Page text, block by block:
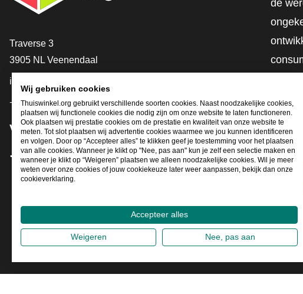
Contact
Traverse 3
3905 NL Veenendaal
info@thuiswinkel.org
+31 (0)318 64 85 75
Volg je ons al?
Facebook
X LinkedIn
Instagram
YouTube
de
naar
Lid
Wij gebruiken cookies
Thuiswinkel.org gebruikt verschillende soorten cookies. Naast noodzakelijke cookies,
plaatsen wij functionele cookies die nodig zijn om onze website te laten functioneren.
Ook plaatsen wij prestatie cookies om de prestatie en kwaliteit van onze website te
meten. Tot slot plaatsen wij advertentie cookies waarmee we jou kunnen identificeren
en volgen. Door op “Accepteer alles” te klikken geef je toestemming voor het plaatsen
van alle cookies. Wanneer je klikt op "Nee, pas aan" kun je zelf een selectie maken en
wanneer je klikt op “Weigeren” plaatsen we alleen noodzakelijke cookies. Wil je meer
weten over onze cookies of jouw cookiekeuze later weer aanpassen, bekijk dan onze
cookieverklaring.
Accepteer alles
Weigeren Nee, pas aan